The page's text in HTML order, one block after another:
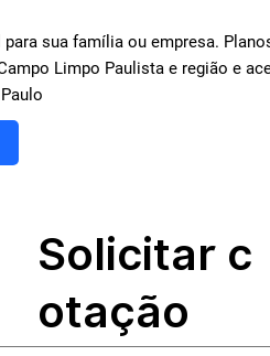
sua família ou empresa.
Limpo Paulista e região e
Solicitar c
otação